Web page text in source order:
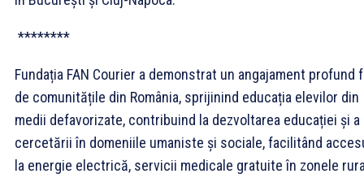
********
Fundația FAN Courier a demonstrat un angajament profund
de comunitățile din România, sprijinind educația elevilor din
medii defavorizate, contribuind la dezvoltarea educației și a
cercetării în domeniile umaniste și sociale, facilitând
la energie electrică, servicii medicale gratuite în zonele